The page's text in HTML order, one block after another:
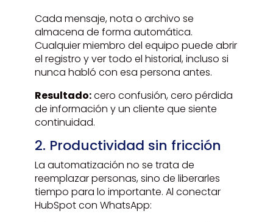
Cada mensaje, nota o archivo se
almacena de forma automática.
Cualquier miembro del equipo puede abrir
el registro y ver todo el historial, incluso si
nunca habló con esa persona antes.
Resultado:cero confusión, cero pérdida
de información y un cliente que siente
continuidad.
2. Productividad sin fricción
La automatización no se trata de
reemplazar personas, sino de liberarles
tiempo para lo importante. Al conectar
HubSpot con WhatsApp: